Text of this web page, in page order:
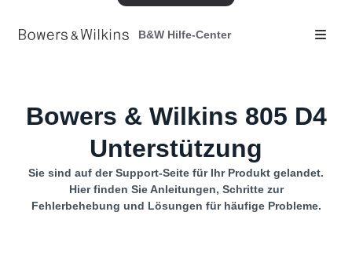
B&W Hilfe-Center
Bowers & Wilkins 805 D4
Unterstützung
Sie sind auf der Support-Seite für Ihr Produkt gelandet.
Hier finden Sie Anleitungen, Schritte zur
Fehlerbehebung und Lösungen für häufige Probleme.